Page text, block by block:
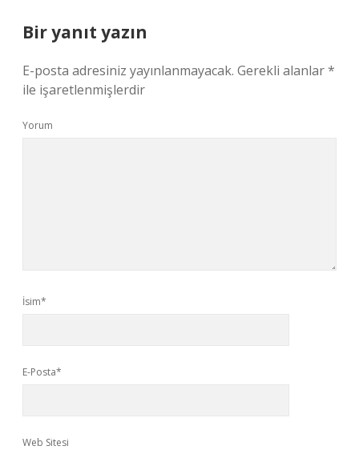
Bir yanıt yazın
E-posta adresiniz yayınlanmayacak. Gerekli alanlar*
ile işaretlenmişlerdir
Yorum
İsim*
E-Posta*
Web Sitesi